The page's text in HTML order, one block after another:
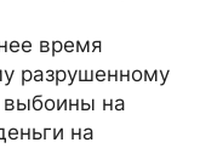
время
разрушенному
выбоины на
на